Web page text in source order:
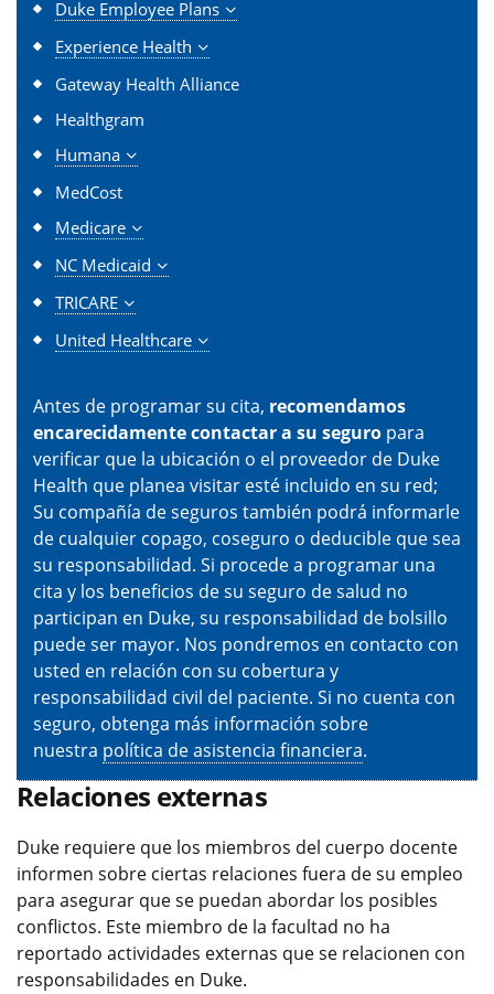
Duke Employee Plans
Experience Health
Gateway Health Alliance
Healthgram
Humana
MedCost
Medicare
NC Medicaid
TRICARE
United Healthcare
Antes de programar su cita, recomendamos
encarecidamente contactar a su seguro para
verificar que la ubicación o el proveedor de Duke
Health que planea visitar esté incluido en su red;
Su compañía de seguros también podrá informarle
de cualquier copago, coseguro o deducible que sea
su responsabilidad. Si procede a programar una
cita y los beneficios de su seguro de salud no
participan en Duke, su responsabilidad de bolsillo
puede ser mayor. Nos pondremos en contacto con
usted en relación con su cobertura y
responsabilidad civil del paciente. Si no cuenta con
seguro, obtenga más información sobre
nuestra política de asistencia financiera.
Relaciones externas
Duke requiere que los miembros del cuerpo docente
informen sobre ciertas relaciones fuera de su empleo
para asegurar que se puedan abordar los posibles
conflictos. Este miembro de la facultad no ha
reportado actividades externas que se relacionen con
responsabilidades en Duke.